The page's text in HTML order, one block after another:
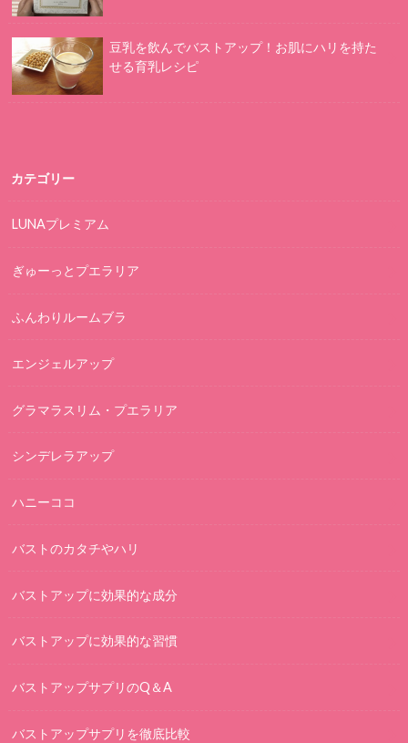
豆乳を飲んでバストアップ！お肌にハリを持た
せる育乳レシピ
カテゴリー
LUNAプレミアム
ぎゅーっとプエラリア
ふんわりルームブラ
エンジェルアップ
グラマラスリム・プエラリア
シンデレラアップ
ハニーココ
バストのカタチやハリ
バストアップに効果的な成分
バストアップに効果的な習慣
バストアップサプリのQ＆A
バストアップサプリを徹底比較